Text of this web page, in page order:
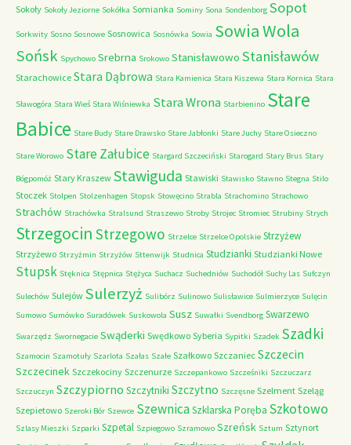
Sokoły Sokoły Jeziorne Sokółka Somianka Sominy Sona Sondenborg Sopot
Sorkwity Sosno Sosnowe Sosnowica Sosnówka Sowia Sowia Wola
Sońsk Spychowo Srebrna Srokowo Stanisławowo Stanisławów
Starachowice Stara Dąbrowa Stara Kamienica Stara Kiszewa Stara Kornica Stara
Sławogóra Stara Wieś Stara Wiśniewka Stara Wrona Starbienino Stare
Babice Stare Budy Stare Drawsko Stare Jabłonki Stare Juchy Stare Osieczno
Stare Worowo Stare Załubice Stargard Szczeciński Starogard Stary Brus Stary
Bógpomóż Stary Kraszew Stawiguda Stawiski Stawisko Stawno Stegna Stilo
Stoczek Stolpen Stolzenhagen Stopsk Stowęcino Strabla Strachomino Strachowo
Strachów Strachówka Stralsund Straszewo Stroby Strojec Stromiec Strubiny Strych
Strzegocin Strzegowo Strzelce Strzelce Opolskie Strzyżew
Strzyżewo Strzyżmin Strzyżów Sttenwijk Studnica Studzianki Studzianki Nowe
Stupsk Stęknica Stępnica Stężyca Suchacz Suchedniów Suchodół Suchy Las Sufczyn
Sulechów Sulejów Sulerzyż Sulibórz Sulinowo Sulisławice Sulmierzyce Sulęcin
Sumowo Sumówko Suradówek Suskowola Susz Suwałki Svendborg Swarzewo
Swarzędz Swornegacie Swąderki Swędkowo Syberia Sypitki Szadek Szadki
Szamocin Szamotuły Szarlota Szałas Szałe Szałkowo Szczaniec Szczecin
Szczecinek Szczekociny Szczenurze Szczepankowo Szcześniki Szczuczarz
Szczuczyn Szczypiorno Szczytniki Szczytno Szczęsne Szelment Szeląg
Szepietowo Szeroki Bór Szewce SzewnicaSzklarska Poręba Szkotowo
Szlasy Mieszki Szparki Szpetal Szpiegowo Szramowo Szreńsk Sztum Sztynort